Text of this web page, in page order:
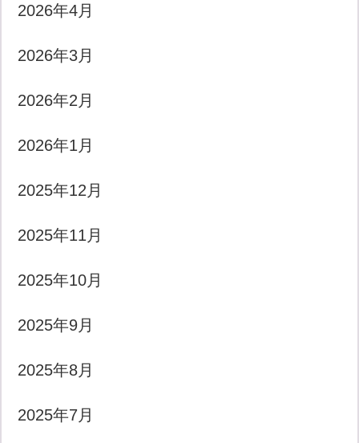
2026年4月
2026年3月
2026年2月
2026年1月
2025年12月
2025年11月
2025年10月
2025年9月
2025年8月
2025年7月